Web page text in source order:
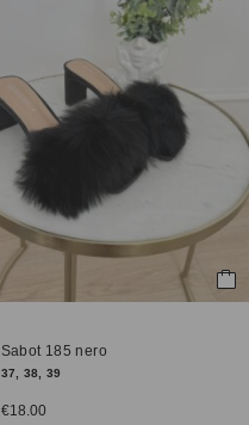
Sabot 185 nero
37, 38, 39
€18.00